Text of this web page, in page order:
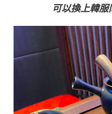
可以換上韓